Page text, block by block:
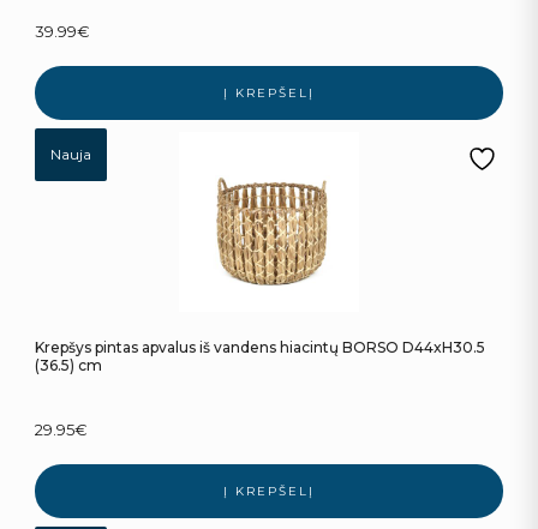
39.99€
Į KREPŠELĮ
Nauja
Krepšys pintas apvalus iš vandens hiacintų BORSO D44xH30.5
(36.5) cm
29.95€
Į KREPŠELĮ